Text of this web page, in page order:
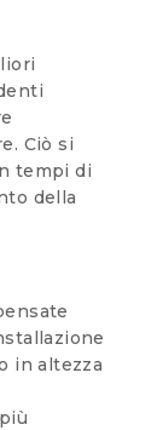
Ciò si
tempi di
della
in altezza